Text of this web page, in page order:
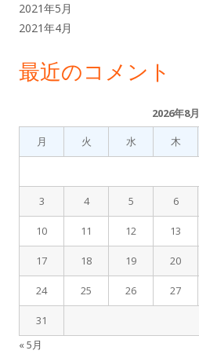
2021年5月
2021年4月
最近のコメント
2026年8月
月
火 水 木
3 4 5 6
10 11 12 13
17 18 19 20
24 25 26 27
31
« 5月